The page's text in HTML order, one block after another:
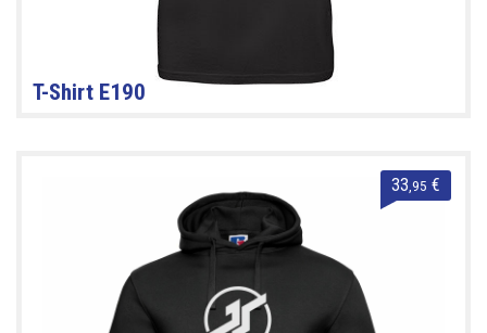
T-Shirt E190
33 ,95 €